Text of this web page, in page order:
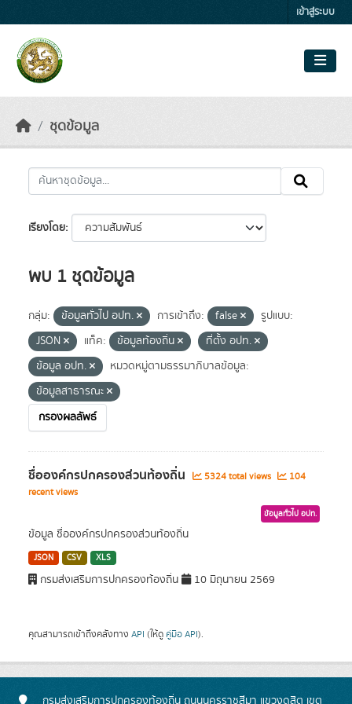
เข้าสู่ระบบ
ชุดข้อมูล
เรียงโดย
พบ 1 ชุดข้อมูล
กลุ่ม: ข้อมูลทั่วไป อปท. การเข้าถึง: false
รูปแบบ:
JSON
แท็ค: ข้อมูลท้องถิ่น
ที่ตั้ง อปท.
ข้อมูล อปท.
หมวดหมู่ตามธรรมาภิบาลข้อมูล:
ข้อมูลสาธารณะ
กรองผลลัพธ์
ชื่อองค์กรปกครองส่วนท้องถิ่น 5324 total views
104
recent views
ข้อมูลทั่วไป อปท.
ข้อมูล ชื่อองค์กรปกครองส่วนท้องถิ่น
JSON CSV XLS
กรมส่งเสริมการปกครองท้องถิ่น 10 มิถุนายน 2569
คุณสามารถเข้าถึงคลังทาง API (ให้ดู คู่มือ API).
กรมส่งเสริมการปกครองท้องถิ่น ถนนนครราชสีมา แขวงดุสิต เขต